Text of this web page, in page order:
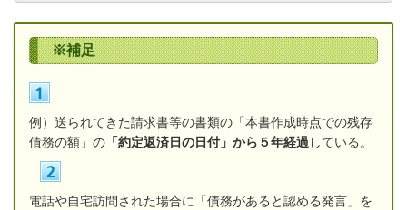
※補足
例）送られてきた請求書等の書類の「本書作成時点での残存
債務の額」の 「約定返済日の日付」から５年経過している。
電話や自宅訪問された場合に「債務があると認める発言」を